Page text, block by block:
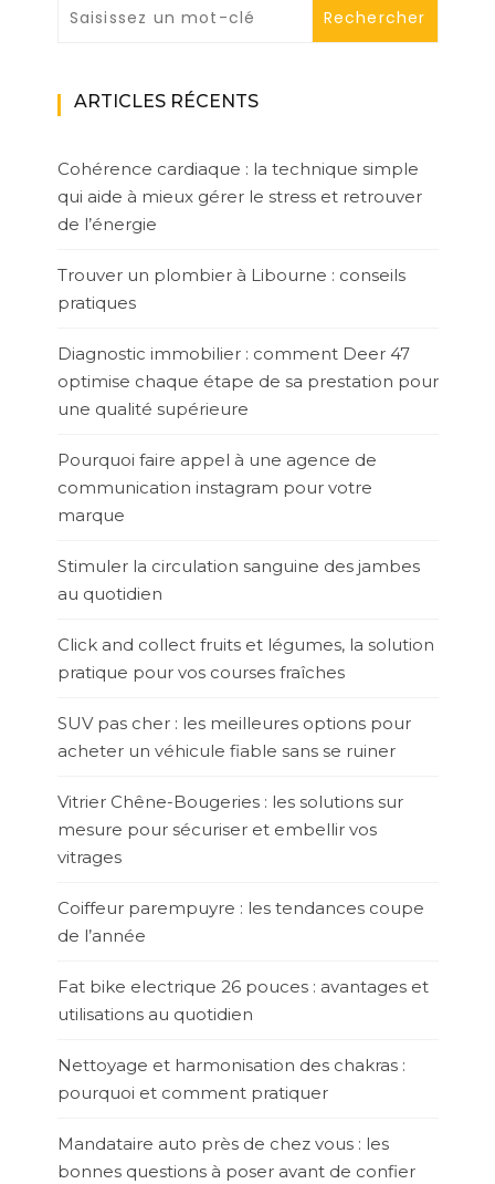
ARTICLES RÉCENTS
Cohérence cardiaque : la technique simple
qui aide à mieux gérer le stress et retrouver
de l’énergie
Trouver un plombier à Libourne : conseils
pratiques
Diagnostic immobilier : comment Deer 47
optimise chaque étape de sa prestation pour
une qualité supérieure
Pourquoi faire appel à une agence de
communication instagram pour votre
marque
Stimuler la circulation sanguine des jambes
au quotidien
Click and collect fruits et légumes, la solution
pratique pour vos courses fraîches
SUV pas cher : les meilleures options pour
acheter un véhicule fiable sans se ruiner
Vitrier Chêne-Bougeries : les solutions sur
mesure pour sécuriser et embellir vos
vitrages
Coiffeur parempuyre : les tendances coupe
de l’année
Fat bike electrique 26 pouces : avantages et
utilisations au quotidien
Nettoyage et harmonisation des chakras :
pourquoi et comment pratiquer
Mandataire auto près de chez vous : les
bonnes questions à poser avant de confier